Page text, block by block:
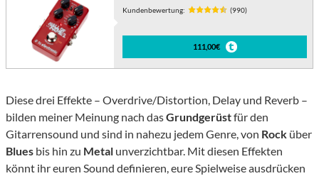
Kundenbewertung: (990)
111,00€
Diese drei Effekte – Overdrive/Distortion, Delay und Reverb –
bilden meiner Meinung nach dasGrundgerüstfür den
Gitarrensound und sind in nahezu jedem Genre, von Rock über
Blues bis hin zu Metal unverzichtbar. Mit diesen Effekten
könnt ihr euren Sound definieren, eure Spielweise ausdrücken